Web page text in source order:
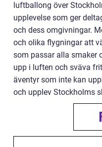
luftballong över
upplevelse som ger
och dess omgivningar.
och olika flygningar att
som passar alla smaker
upp i luften och sväva
äventyr som inte kan
och upplev Stockholms